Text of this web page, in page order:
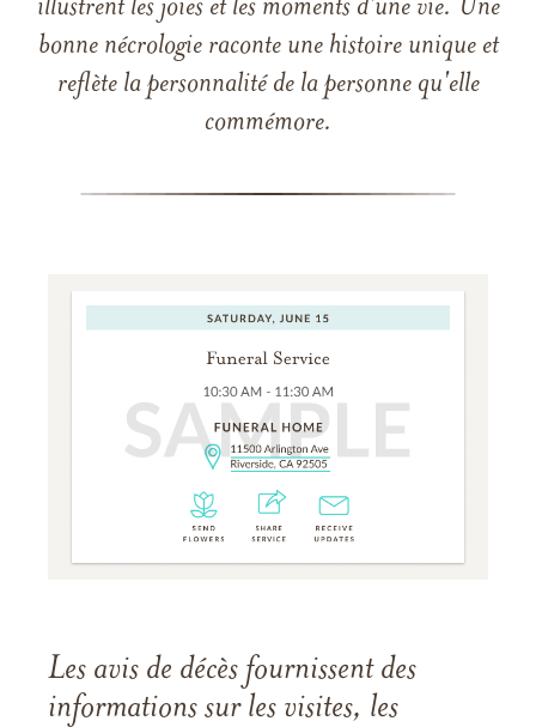
illustrent les joies et les moments d'une vie. Une
bonne nécrologie raconte une histoire unique et
reflète la personnalité de la personne qu'elle
commémore.
Les avis de décès fournissent des
informations sur les visites, les